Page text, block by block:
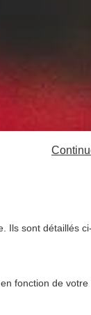
Ils sont détaillés
fonction de